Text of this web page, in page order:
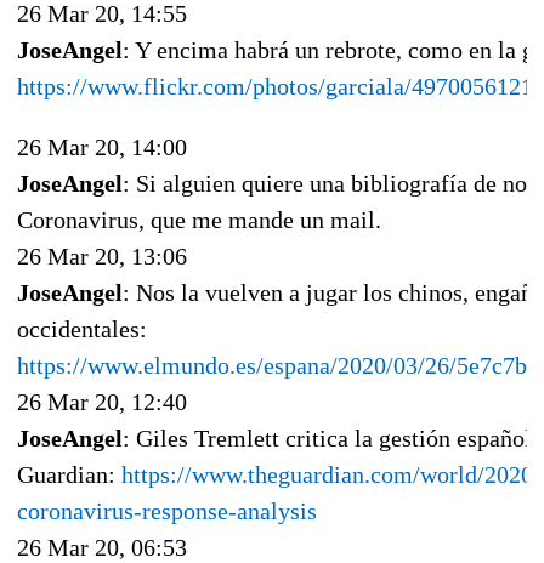
26 Mar 20, 14:55
JoseAngel: Y encima habrá un rebrote, como en la
https://www.flickr.com/photos/garciala/
26 Mar 20, 14:00
JoseAngel: Si alguien quiere una bibliografía de
Coronavirus, que me mande un mail.
26 Mar 20, 13:06
JoseAngel: Nos la vuelven a jugar los chinos,
occidentales:
https://www.elmundo.es/espana/2020/03/26/
26 Mar 20, 12:40
JoseAngel: Giles Tremlett critica la gestión
Guardian: https://www.theguardian.com/world/
coronavirus-response-analysis
26 Mar 20, 06:53